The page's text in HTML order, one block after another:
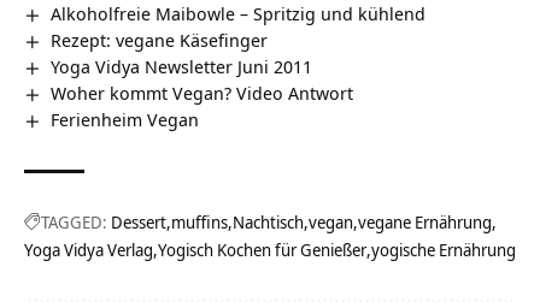
Alkoholfreie Maibowle – Spritzig und kühlend
Rezept: vegane Käsefinger
Yoga Vidya Newsletter Juni 2011
Woher kommt Vegan? Video Antwort
Ferienheim Vegan
TAGGED: Dessert muffins Nachtisch vegan vegane Ernährung
Yoga Vidya Verlag Yogisch Kochen für Genießer yogische Ernährung